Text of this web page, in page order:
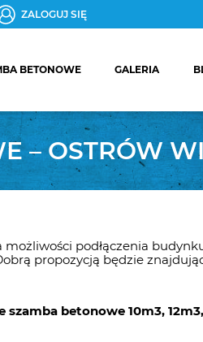
ZALOGUJ SIĘ
BETONOWE
JEDNOKOMOROWE
SZAMBO
DWUKOMOROWE
ZBIORNIK NA
DESZCZÓWKĘ
GALERIA
– OSTRÓW
podłączenia
propozycją będzie
szamba betonowe 10m3, 12m3,